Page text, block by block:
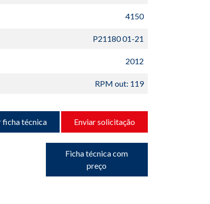
4150
P21180 01-21
2012
RPM out: 119
ficha técnica Enviar solicitação
Ficha técnica com
preço